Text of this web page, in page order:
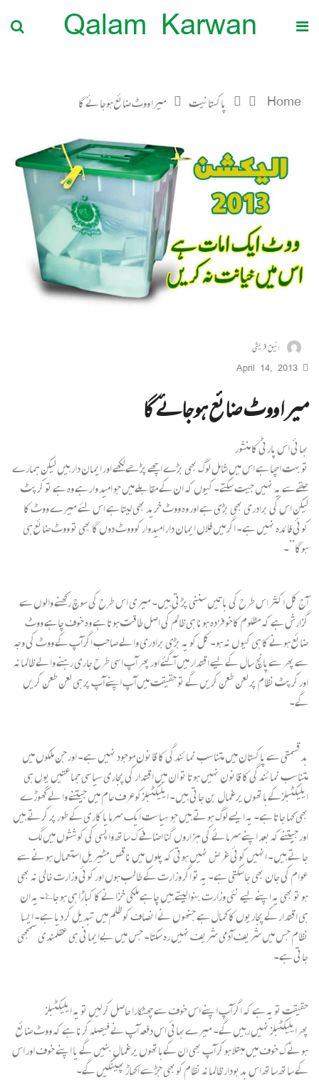
Qalam Karwan
Home پاکستانیت میرا ووٹ ضائع ہوجائے گا
انیق قریشی
April 14, 2013
میرا ووٹ ضائع ہوجائے گا
بھائی اس پارٹی کا منشور
تو بہت اچھا ہے اس میں شامل لوگ بھی بڑے اچھے پڑھے لکھے اور ایمان دار ہیں لیکن ہمارے
حلقےسے یہ نہیں جیت سکتے۔ کیوں کہ ان کے مقابلےمیں جو امید وار ہے وہ ہے تو کرپٹ
لیکن اس کی برادری بھی بڑی ہے اور وہ ووٹ خرید بھی لیتا ہے اس لئے میرے ووٹ کا
کوئی فائدہ نہیں ہے۔ اگر میں فلاں ایمان دار امیدوار کوووٹ دوں گا بھی تو ووٹ ضائع ہی
ہوگا”۔
آج کل اکثر اس طرح کی باتیں سننی پڑ تی ہیں۔ میری اس طرح کی سوچ رکھنے والوں سے
گزارش ہے کہ مظلوم کاخوفزدہ ہونا ہی ظالم کی اصل طاقت ہوتا ہے وہ خوف چاہے ووٹ
ضائع ہونے کا ہی کیوں نہ ہو۔ کل کو یہ بڑی برادری والے صاحب اگر آپ کے ووٹ کی وجہ
سے پھر سےپانچ سال کے لیے اقتدار میں آگئے اور پھر آپ اسی طرح جاری رہنے والے ظالمانہ
اور کرپٹ نظام پر لعن طعن کریں گے تو حقیقت میں آپ اپنے آپ پر ہی لعن طعن کریں
گے۔
بدقسمتی سے پاکستان میں متناسب نمائندگی کا قانون موجود نہیں ہے۔ اور جن ملکوں میں
متناسب نمائندگی کا قانون نہیں ہوتا تو ان میں اقتدار کی پجاری سیاسی جماعتیں یوں ہی
ایلیکٹبلزکے ہاتھوں یرغمال بن جاتی ہیں۔ ایلیکٹبلزکوعرف عام میں جیتنے والے گھوڑے
بھی کہا جاتا ہے۔ یہ ایسے لوگ ہوتے ہیں جو سیاست ایک سرمایا کاری کے طور پر کرتے ہیں
اور جیتنے کہ بعد اپنے سرمائے کی ہزاروں گنا اضافے ک ساتھ واپسی کی کوششوں میں لگ
جاتے ہیں۔ انہیں کوئی غرض نہیں ہوتی کہ پلوں میں ناقص مٹیریل استعمال ہونے سے
عوام کی جان بھی جاسکتی ہے۔ یہ تو اگر وزارت کے طالب ہوں اور کوئی وزارت خالی نہ بھی
ہو تو بھی یہ اپنے لیے نئی وزارت بنوا لیتے ہیں چاہے ملکی خزانے کا کباڑا ہی ہو جاۓ۔ یہ ان
ہی اقتدار کے پجاریوں کا کمال ہے جنھوں نے انصاف کو ظلم میں تبدیل کر دیا ہے۔ ایسا
نظام جس میں شریف آدمی شریف نہیں رہ سکتا۔ جس میں بےایمانی ہی عقلمندی سمجھی
جاتی ہے۔
حقیقت تو یہ ہے کہ اگر آپ اپنے اس خوف سے چھٹکارا حاصل کر لیں تو یہ ایلیکٹبلز
پھرایلیکٹبلز نہیں رہیں گے۔ میرےبھائی اس دفعہ آپ نے فیصلہ کرنا ہے کہ ووٹ ضائع
ہونے ک خوف میں مبتلا ہو کر آپ بھی ان کے ہاتھوں یرغمال بنیں گے یا اپنے خوف اور اس
کے ساتھ ساتھ اس بدبودار ظالمانہ نظام کوبھی جڑ سے اکھاڑ پھینکیں گے۔